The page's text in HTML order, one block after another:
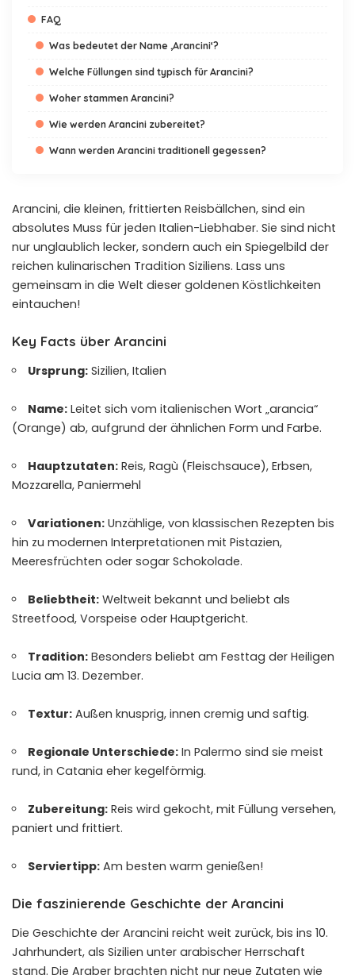
FAQ
Was bedeutet der Name ‚Arancini‘?
Welche Füllungen sind typisch für Arancini?
Woher stammen Arancini?
Wie werden Arancini zubereitet?
Wann werden Arancini traditionell gegessen?
Arancini, die kleinen, frittierten Reisbällchen, sind ein
absolutes Muss für jeden Italien-Liebhaber. Sie sind nicht
nur unglaublich lecker, sondern auch ein Spiegelbild der
reichen kulinarischen Tradition Siziliens. Lass uns
gemeinsam in die Welt dieser goldenen Köstlichkeiten
eintauchen!
Key Facts über Arancini
Ursprung: Sizilien, Italien
Name: Leitet sich vom italienischen Wort „arancia“
(Orange) ab, aufgrund der ähnlichen Form und Farbe.
Hauptzutaten: Reis, Ragù (Fleischsauce), Erbsen,
Mozzarella, Paniermehl
Variationen: Unzählige, von klassischen Rezepten bis
hin zu modernen Interpretationen mit Pistazien,
Meeresfrüchten oder sogar Schokolade.
Beliebtheit: Weltweit bekannt und beliebt als
Streetfood, Vorspeise oder Hauptgericht.
Tradition: Besonders beliebt am Festtag der Heiligen
Lucia am 13. Dezember.
Textur: Außen knusprig, innen cremig und saftig.
Regionale Unterschiede: In Palermo sind sie meist
rund, in Catania eher kegelförmig.
Zubereitung: Reis wird gekocht, mit Füllung versehen,
paniert und frittiert.
Serviertipp: Am besten warm genießen!
Die faszinierende Geschichte der Arancini
Die Geschichte der Arancini reicht weit zurück, bis ins 10.
Jahrhundert, als Sizilien unter arabischer Herrschaft
stand. Die Araber brachten nicht nur neue Zutaten wie